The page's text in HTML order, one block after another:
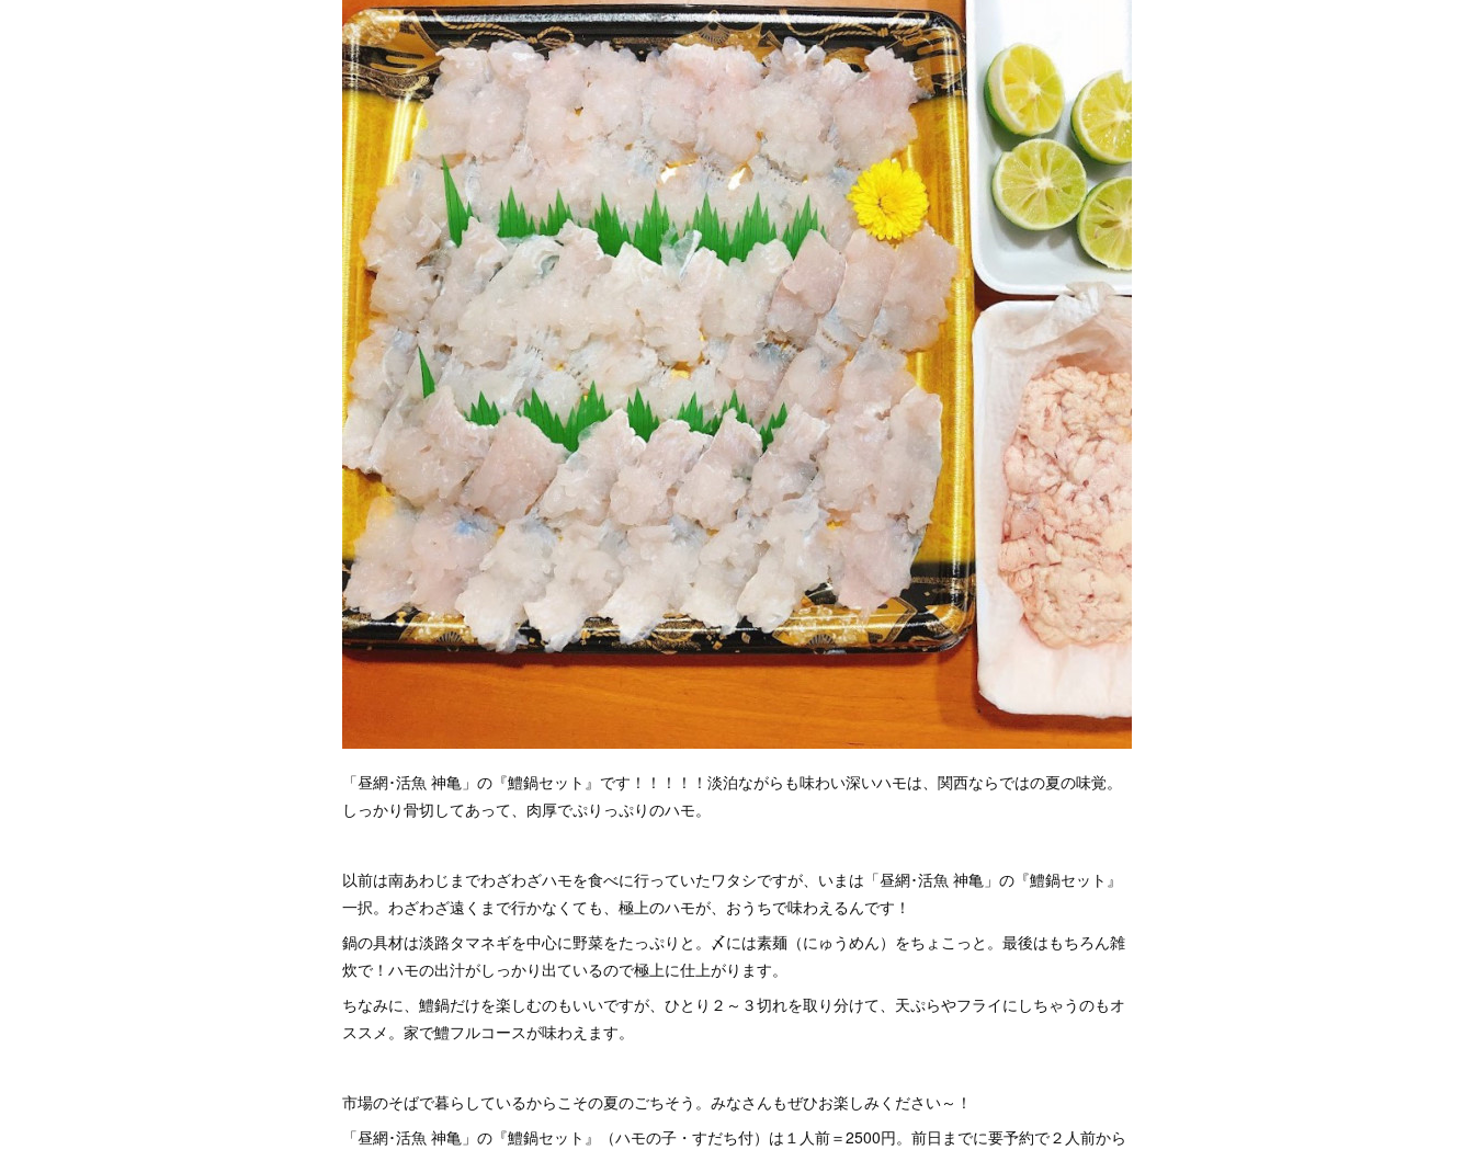
「昼網･活魚 神亀」の『鱧鍋セット』です！！！！！淡泊ながらも味わい深いハモは、関西ならではの夏の味覚。
しっかり骨切してあって、肉厚でぷりっぷりのハモ。
以前は南あわじまでわざわざハモを食べに行っていたワタシですが、いまは「昼網･活魚 神亀」の『鱧鍋セット』
一択。わざわざ遠くまで行かなくても、極上のハモが、おうちで味わえるんです！
鍋の具材は淡路タマネギを中心に野菜をたっぷりと。〆には素麺（にゅうめん）をちょこっと。最後はもちろん雑
炊で！ハモの出汁がしっかり出ているので極上に仕上がります。
ちなみに、鱧鍋だけを楽しむのもいいですが、ひとり２～３切れを取り分けて、天ぷらやフライにしちゃうのもオ
ススメ。家で鱧フルコースが味わえます。
市場のそばで暮らしているからこその夏のごちそう。みなさんもぜひお楽しみください～！
「昼網･活魚 神亀」の『鱧鍋セット』（ハモの子・すだち付）は１人前＝2500円。前日までに要予約で２人前から